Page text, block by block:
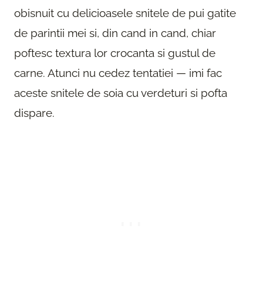
obisnuit cu delicioasele snitele de pui gatite
de parintii mei si, din cand in cand, chiar
poftesc textura lor crocanta si gustul de
carne. Atunci nu cedez tentatiei — imi fac
aceste snitele de soia cu verdeturi si pofta
dispare.